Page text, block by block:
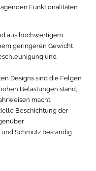
Funktionalitäten
aus hochwertigem
geringeren Gewicht
und
Designs sind die Felgen
Belastungen stand,
macht.
Beschichtung der
Schmutz beständig